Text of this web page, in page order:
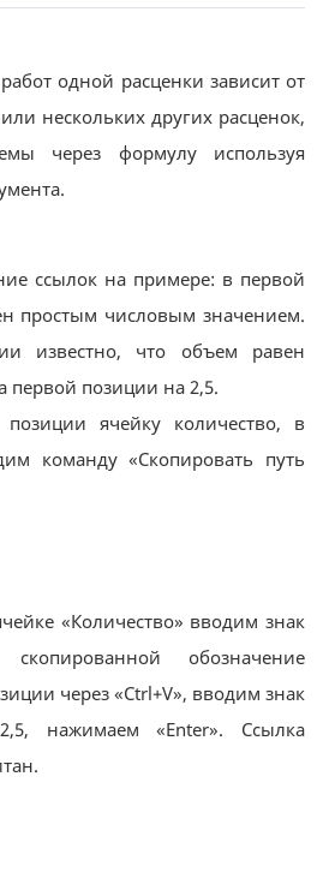
одной расценки зависит от
нескольких других расценок,
через формулу используя
ссылок на примере: в первой
простым числовым значением.
известно, что объем равен
позиции на 2,5.
ячейку количество, в
команду «Скопировать путь
«Количество» вводим знак
обозначение
через «Ctrl+V», вводим знак
нажимаем «Enter». Ссылка